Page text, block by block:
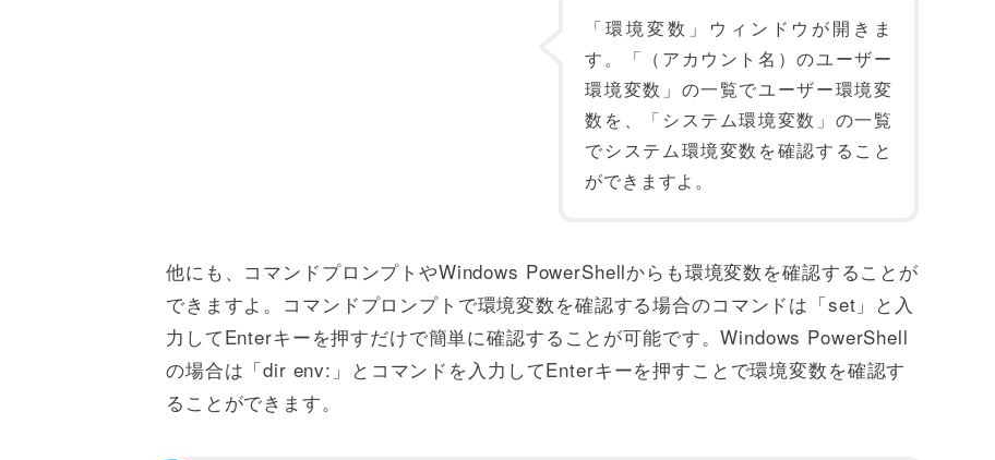
「環境変数」ウィンドウが開きま
す。「（アカウント名）のユーザー
環境変数」の一覧でユーザー環境変
数を、「システム環境変数」の一覧
でシステム環境変数を確認すること
ができますよ。
他にも、コマンドプロンプトやWindows PowerShellからも環境変数を確認することが
できますよ。コマンドプロンプトで環境変数を確認する場合のコマンドは「set」と入
力してEnterキーを押すだけで簡単に確認することが可能です。Windows PowerShell
の場合は「dir env:」とコマンドを入力してEnterキーを押すことで環境変数を確認す
ることができます。